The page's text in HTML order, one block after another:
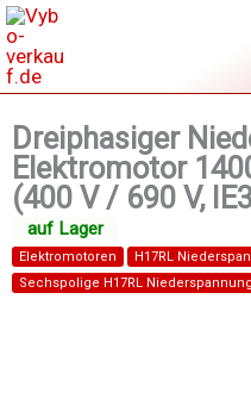
Zum
Inhalt
springen
Dreiphasiger
Elektromotor
(400 V / 690 V,
Elektromotoren
H17RL
Sechspolige H17RL